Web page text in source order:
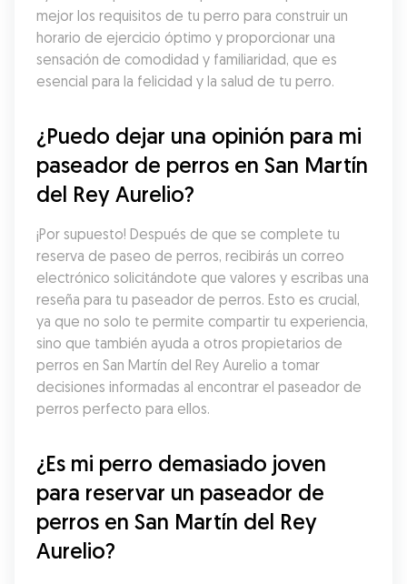
mejor los requisitos de tu perro para construir un
horario de ejercicio óptimo y proporcionar una
sensación de comodidad y familiaridad, que es
esencial para la felicidad y la salud de tu perro.
¿Puedo dejar una opinión para mi
paseador de perros en San Martín
del Rey Aurelio?
¡Por supuesto! Después de que se complete tu
reserva de paseo de perros, recibirás un correo
electrónico solicitándote que valores y escribas una
reseña para tu paseador de perros. Esto es crucial,
ya que no solo te permite compartir tu experiencia,
sino que también ayuda a otros propietarios de
perros en San Martín del Rey Aurelio a tomar
decisiones informadas al encontrar el paseador de
perros perfecto para ellos.
¿Es mi perro demasiado joven
para reservar un paseador de
perros en San Martín del Rey
Aurelio?